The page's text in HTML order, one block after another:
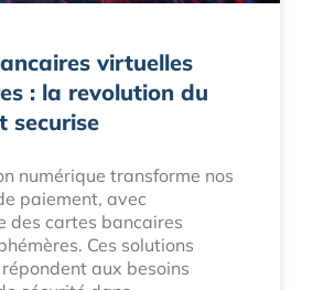
virtuelles
: la revolution du
securise
numérique transforme nos
paiement, avec
des cartes bancaires
Ces solutions
aux besoins